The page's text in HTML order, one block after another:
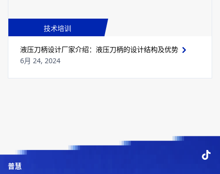
技术培训
液压刀柄设计厂家介绍：液压刀柄的设计结构及优势
6月 24, 2024
普慧